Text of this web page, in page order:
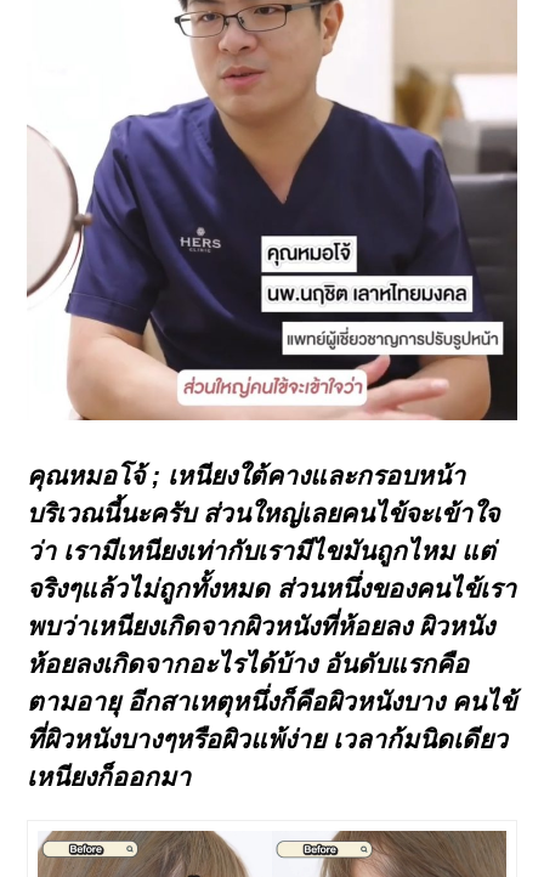
คุณหมอโจ้ ; เหนียงใต้คางและกรอบหน้า
บริเวณนี้นะครับ ส่วนใหญ่เลยคนไข้จะเข้าใจ
ว่า เรามีเหนียงเท่ากับเรามีไขมันถูกไหม แต่
จริงๆแล้วไม่ถูกทั้งหมด ส่วนหนึ่งของคนไข้เรา
พบว่าเหนียงเกิดจากผิวหนังที่ห้อยลง ผิวหนัง
ห้อยลงเกิดจากอะไรได้บ้าง อันดับแรกคือ
ตามอายุ อีกสาเหตุหนึ่งก็คือผิวหนังบางคนไข้
ที่ผิวหนังบางๆหรือผิวแพ้ง่าย เวลาก้มนิดเดียว
เหนียงก็ออกมา